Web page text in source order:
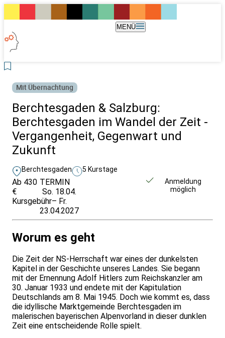
MENÜ
Mit Übernachtung
Berchtesgaden & Salzburg:
Berchtesgaden im Wandel der Zeit -
Vergangenheit, Gegenwart und
Zukunft
Berchtesgaden 5 Kurstage
Ab 430
€
Kursgebühr
TERMIN
So. 18.04.
– Fr.
23.04.2027
Anmeldung
möglich
Worum es geht
Die Zeit der NS-Herrschaft war eines der dunkelsten
Kapitel in der Geschichte unseres Landes. Sie begann
mit der Ernennung Adolf Hitlers zum Reichskanzler am
30. Januar 1933 und endete mit der Kapitulation
Deutschlands am 8. Mai 1945. Doch wie kommt es, dass
die idyllische Marktgemeinde Berchtesgaden im
malerischen bayerischen Alpenvorland in dieser dunklen
Zeit eine entscheidende Rolle spielt.